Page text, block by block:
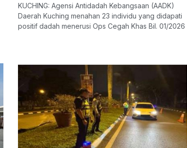
KUCHING: Agensi Antidadah Kebangsaan (AADK)
Daerah Kuching menahan 23 individu yang didapati
positif dadah menerusi Ops Cegah Khas Bil. 01/2026